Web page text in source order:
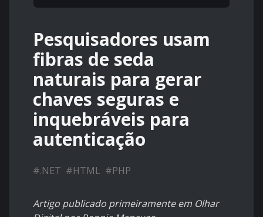
Pesquisadores usam
fibras de seda
naturais para gerar
chaves seguras e
inquebráveis para
autenticação
#.NET #HTML #PHP
Artigo publicado primeiramente em Olhar